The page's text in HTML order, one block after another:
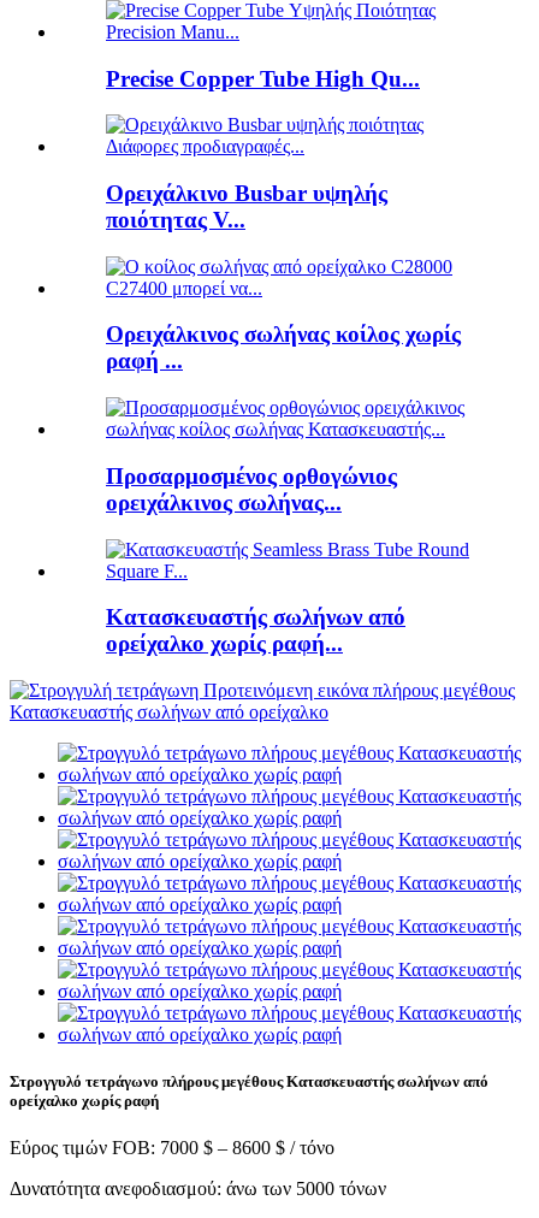
Precise Copper Tube High Qu...
Ορειχάλκινο Busbar υψηλής
ποιότητας V...
Ορειχάλκινος σωλήνας κοίλος χωρίς
ραφή ...
Προσαρμοσμένος ορθογώνιος
ορειχάλκινος σωλήνας...
Κατασκευαστής σωλήνων από
ορείχαλκο χωρίς ραφή...
Στρογγυλό τετράγωνο πλήρους μεγέθους Κατασκευαστής σωλήνων από
ορείχαλκο χωρίς ραφή
Εύρος τιμών FOB: 7000 $ – 8600 $ / τόνο
Δυνατότητα ανεφοδιασμού: άνω των 5000 τόνων